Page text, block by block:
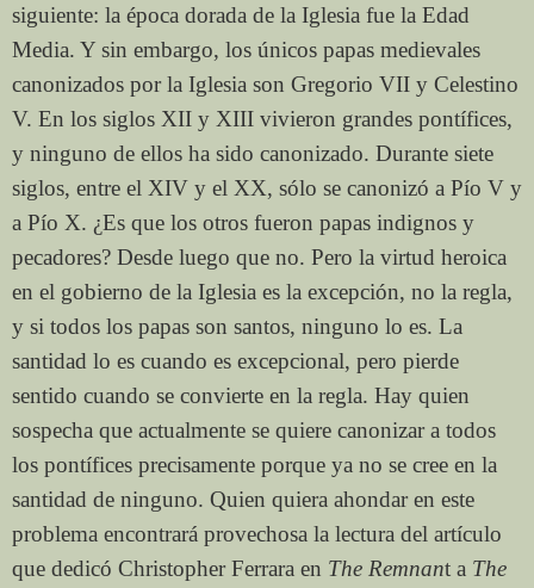
siguiente: la época dorada de la Iglesia fue la Edad
Media. Y sin embargo, los únicos papas medievales
canonizados por la Iglesia son Gregorio VII y Celestino
V. En los siglos XII y XIII vivieron grandes pontífices,
y ninguno de ellos ha sido canonizado. Durante siete
siglos, entre el XIV y el XX, sólo se canonizó a Pío V y
a Pío X. ¿Es que los otros fueron papas indignos y
pecadores? Desde luego que no. Pero la virtud heroica
en el gobierno de la Iglesia es la excepción, no la regla,
y si todos los papas son santos, ninguno lo es. La
santidad lo es cuando es excepcional, pero pierde
sentido cuando se convierte en la regla. Hay quien
sospecha que actualmente se quiere canonizar a todos
los pontífices precisamente porque ya no se cree en la
santidad de ninguno. Quien quiera ahondar en este
problema encontrará provechosa la lectura del artículo
que dedicó Christopher Ferrara en The Remnant a The